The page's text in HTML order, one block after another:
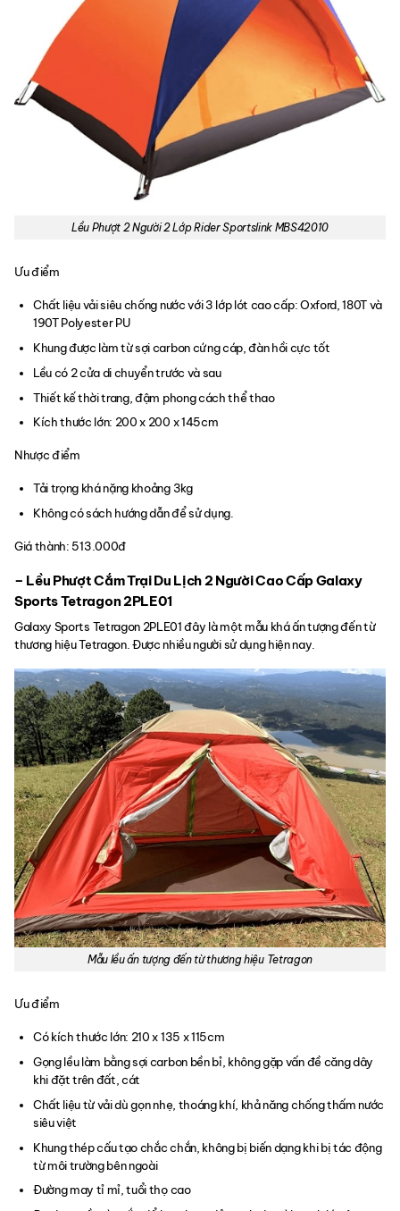
Lều Phượt 2 Người 2 Lớp Rider Sportslink MBS42010
Ưu điểm
Chất liệu vải siêu chống nước với 3 lớp lót cao cấp: Oxford, 180T và
190T Polyester PU
Khung được làm từ sợi carbon cứng cáp, đàn hồi cực tốt
Lều có 2 cửa di chuyển trước và sau
Thiết kế thời trang, đậm phong cách thể thao
Kích thước lớn: 200 x 200 x 145cm
Nhược điểm
Tải trọng khá nặng khoảng 3kg
Không có sách hướng dẫn để sử dụng.
Giá thành: 513.000đ
– Lều Phượt Cắm Trại Du Lịch 2 Người Cao Cấp Galaxy
Sports Tetragon 2PLE01
Galaxy Sports Tetragon 2PLE01 đây là một mẫu khá ấn tượng đến từ
thương hiệu Tetragon. Được nhiều người sử dụng hiện nay.
Mẫu lều ấn tượng đến từ thương hiệu Tetragon
Ưu điểm
Có kích thước lớn: 210 x 135 x 115cm
Gọng lều làm bằng sợi carbon bền bỉ, không gặp vấn đề căng dây
khi đặt trên đất, cát
Chất liệu từ vải dù gọn nhẹ, thoáng khí, khả năng chống thấm nước
siêu việt
Khung thép cấu tạo chắc chắn, không bị biến dạng khi bị tác động
từ môi trường bên ngoài
Đường may tỉ mỉ, tuổi thọ cao